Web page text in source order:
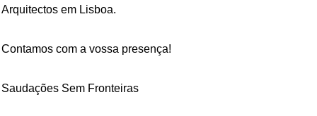
Arquitectos em Lisboa.
Contamos com a vossa presença!
Saudações Sem Fronteiras